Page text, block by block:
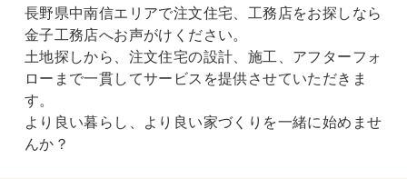
長野県中南信エリアで注文住宅、工務店をお探しなら
金子工務店へお声がけください。
土地探しから、注文住宅の設計、施工、アフターフォ
ローまで一貫してサービスを提供させていただきま
す。
より良い暮らし、より良い家づくりを一緒に始めませ
んか？